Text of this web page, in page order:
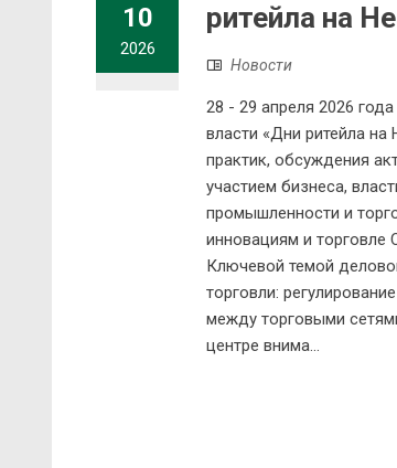
10
2026
ритейла на
Новости
28 - 29 апреля 2026
власти «Дни ритейла
практик, обсуждения
участием бизнеса,
промышленности и
инновациям и торговле
Ключевой темой
торговли:
между торговыми
центре внима...